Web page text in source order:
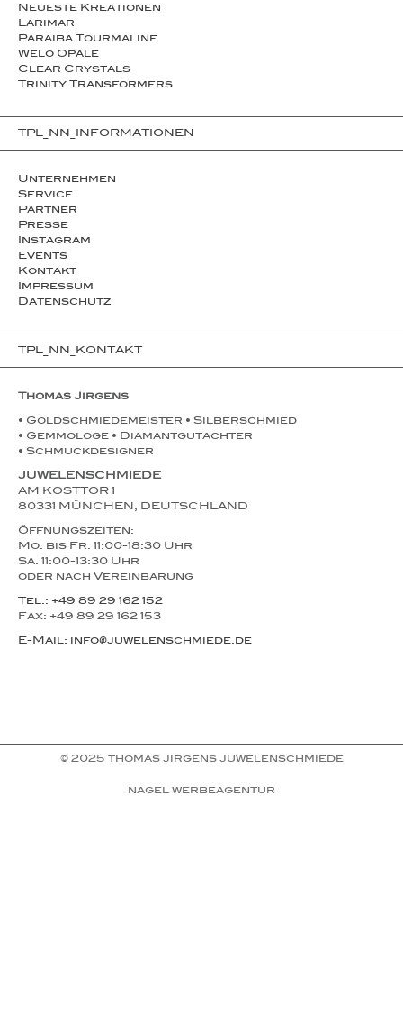
Neueste Kreationen
Larimar
Paraiba Tourmaline
Welo Opale
Clear Crystals
Trinity Transformers
TPL_NN_INFORMATIONEN
Unternehmen
Service
Partner
Presse
Instagram
Events
Kontakt
Impressum
Datenschutz
TPL_NN_KONTAKT
Thomas Jirgens
• Goldschmiedemeister • Silberschmied
• Gemmologe • Diamantgutachter
• Schmuckdesigner
JUWELENSCHMIEDE
AM KOSTTOR 1
80331 MÜNCHEN, DEUTSCHLAND
Öffnungszeiten:
Mo. bis Fr. 11:00-18:30 Uhr
Sa. 11:00-13:30 Uhr
oder nach Vereinbarung
Tel.: +49 89 29 162 152
Fax: +49 89 29 162 153
E-Mail: info@juwelenschmiede.de
© 2025 thomas jirgens juwelenschmiede
nagel werbeagentur